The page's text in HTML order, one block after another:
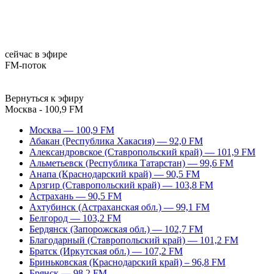
сейчас в эфире
FM-поток
Вернуться к эфиру
Москва - 100,9 FM
Москва — 100,9 FM
Абакан (Республика Хакасия) — 92,0 FM
Александровское (Ставропольский край) — 101,9 FM
Альметьевск (Республика Татарстан) — 99,6 FM
Анапа (Краснодарский край) — 90,5 FM
Арзгир (Ставропольский край) — 103,8 FM
Астрахань — 90,5 FM
Ахтубинск (Астраханская обл.) — 99,1 FM
Белгород — 103,2 FM
Бердянск (Запорожская обл.) — 102,7 FM
Благодарный (Ставропольский край) — 101,2 FM
Братск (Иркутская обл.) — 107,2 FM
Бриньковская (Краснодарский край) – 96,8 FM